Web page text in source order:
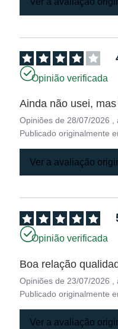
Opinião verificada
Ainda não usei,
Opiniões de 28/07/2026
Publicado originalmente
Ver a avaliação
Opinião verificada
Boa relação
Opiniões de 23/07/2026
Publicado originalmente
Ver a avaliação